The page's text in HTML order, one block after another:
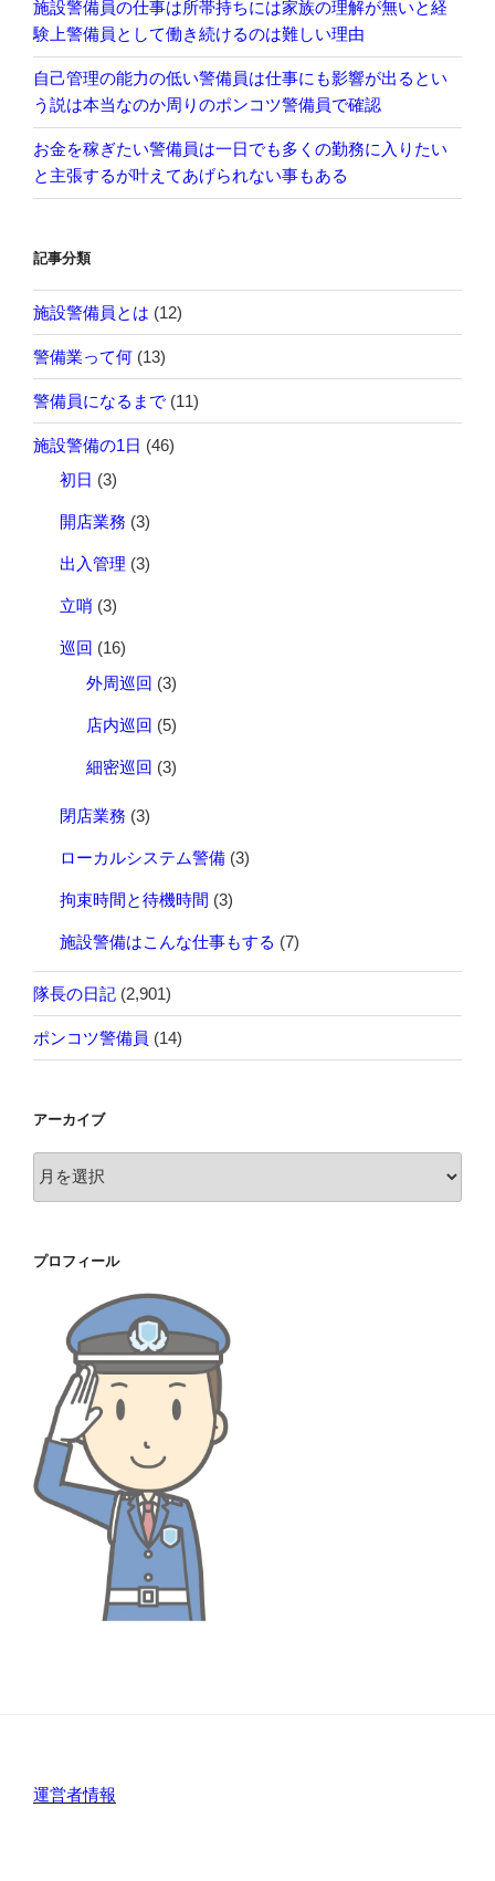
施設警備員の仕事は所帯持ちには家族の理解が無いと経
験上警備員として働き続けるのは難しい理由
自己管理の能力の低い警備員は仕事にも影響が出るとい
う説は本当なのか周りのポンコツ警備員で確認
お金を稼ぎたい警備員は一日でも多くの勤務に入りたい
と主張するが叶えてあげられない事もある
記事分類
施設警備員とは (12)
警備業って何 (13)
警備員になるまで (11)
施設警備の1日 (46)
初日 (3)
開店業務 (3)
出入管理 (3)
立哨 (3)
巡回 (16)
外周巡回 (3)
店内巡回 (5)
細密巡回 (3)
閉店業務 (3)
ローカルシステム警備 (3)
拘束時間と待機時間 (3)
施設警備はこんな仕事もする (7)
隊長の日記 (2,901)
ポンコツ警備員 (14)
アーカイブ
ー
ブ
プロフィール
運営者情報